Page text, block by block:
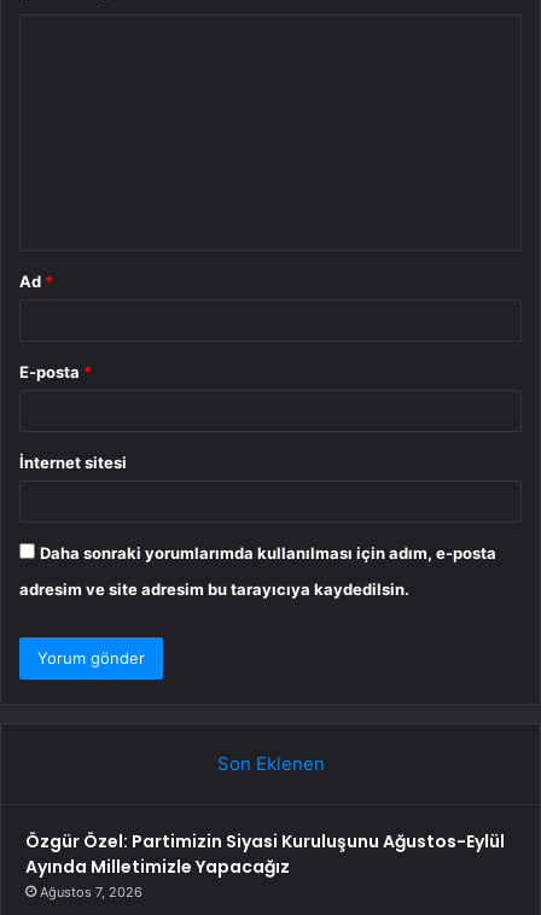
Ad *
E-posta *
İnternet sitesi
Daha sonraki yorumlarımda kullanılması için adım, e-posta
adresim ve site adresim bu tarayıcıya kaydedilsin.
Son Eklenen
Özgür Özel: Partimizin Siyasi Kuruluşunu Ağustos-Eylül
Ayında Milletimizle Yapacağız
Ağustos 7, 2026